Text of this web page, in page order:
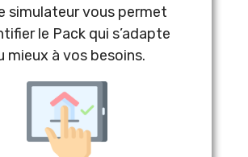
simulateur vous permet
le Pack qui s’adapte
mieux à vos besoins.